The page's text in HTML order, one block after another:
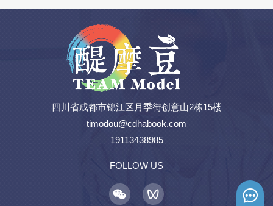
四川省成都市锦江区月季街创意山2栋15楼
timodou@cdhabook.com
19113438985
FOLLOW US